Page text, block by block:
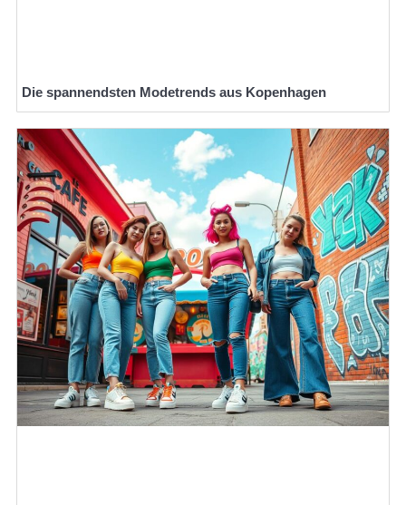
Die spannendsten Modetrends aus Kopenhagen